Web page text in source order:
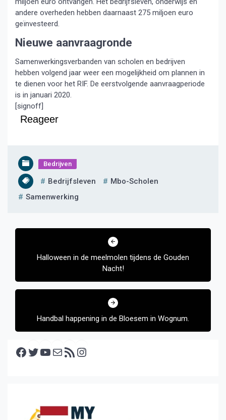
andere overheden hebben daarnaast 275 miljoen euro
geïnvesteerd.
Nieuwe aanvraagronde
Samenwerkingsverbanden van scholen en bedrijven
hebben volgend jaar weer een mogelijkheid om plannen in
te dienen voor het RIF. De eerstvolgende aanvraagperiode
is in januari 2020.
[signoff]
Reageer
Bedrijven
Bedrijfsleven
Mbo-Scholen
Samenwerking
Bericht
Halloween in de meelmolen tijdens de Gouden
Nacht!
Handbal happening in de Bloesem in Wognum.
Facebook Twitter YouTube E-mail RSS feed